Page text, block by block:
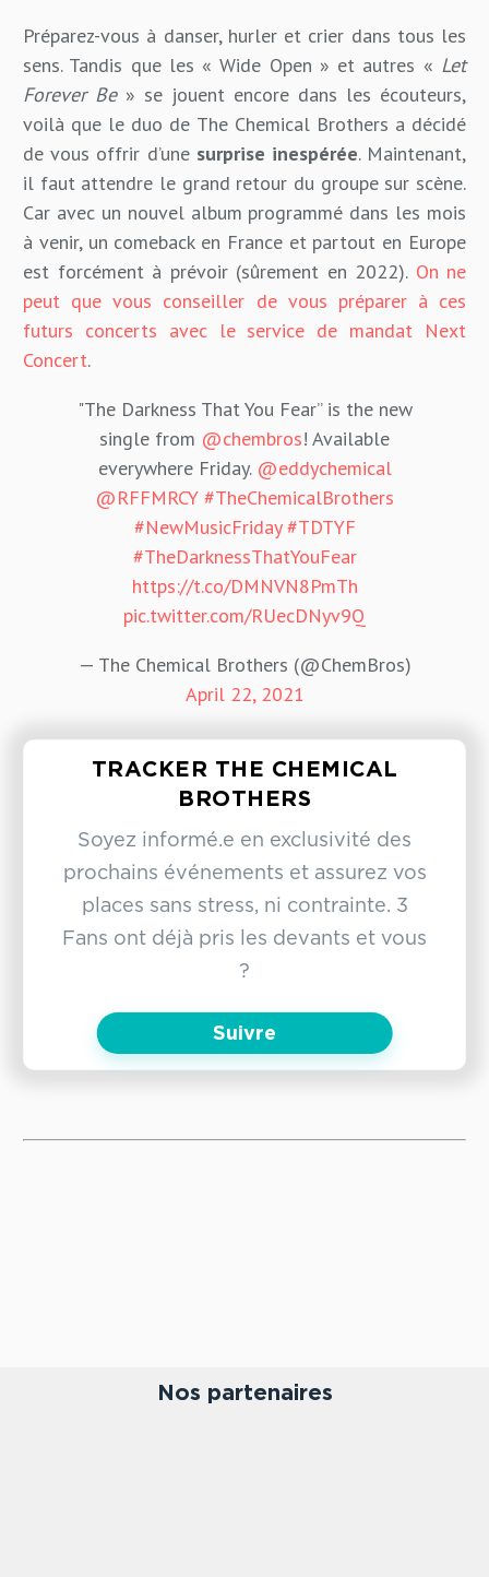
Préparez-vous à danser, hurler et crier dans tous les
sens. Tandis que les « Wide Open » et autres « Let
Forever Be» se jouent encore dans les écouteurs,
voilà que le duo de The Chemical Brothers a décidé
de vous offrir d’une surprise inespérée. Maintenant,
il faut attendre le grand retour du groupe sur scène.
Car avec un nouvel album programmé dans les mois
à venir, un comeback en France et partout en Europe
est forcément à prévoir (sûrement en 2022). On ne
peut que vous conseiller de vous préparer à ces
futurs concerts avec le service de mandat Next
Concert.
"The Darkness That You Fear” is the new
single from @chembros! Available
everywhere Friday. @eddychemical
@RFFMRCY #TheChemicalBrothers
#NewMusicFriday #TDTYF
#TheDarknessThatYouFear
https://t.co/DMNVN8PmTh
pic.twitter.com/RUecDNyv9Q
— The Chemical Brothers (@ChemBros)
April 22, 2021
TRACKER THE CHEMICAL
BROTHERS
Soyez informé.e en exclusivité des
prochains événements et assurez vos
places sans stress, ni contrainte. 3
Fans ont déjà pris les devants et vous
?
Suivre
Nos partenaires